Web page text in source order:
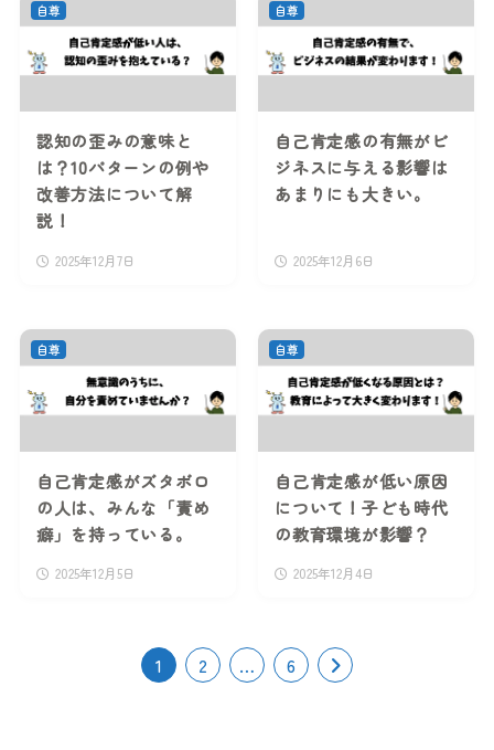
認知の歪みの意味と
は？10パターンの例や
改善方法について解
説！
2025年12月7日
自尊
自己肯定感の有無がビ
ジネスに与える影響は
あまりにも大きい。
2025年12月6日
自尊
自己肯定感がズタボロ
の人は、みんな「責め
癖」を持っている。
2025年12月5日
自尊
自己肯定感が低い原因
について！子ども時代
の教育環境が影響？
2025年12月4日
自尊
1 2 … 6